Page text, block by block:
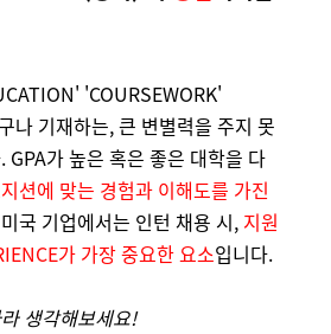
'COURSEWORK'
나 기재하는, 큰 변별력을 주지 못
GPA가 높은 혹은 좋은 대학을 다
션에 맞는 경험과 이해도를 가진
국 기업에서는 인턴 채용 시, 지원
가 가장 중요한 요소입니다.
생각해보세요!